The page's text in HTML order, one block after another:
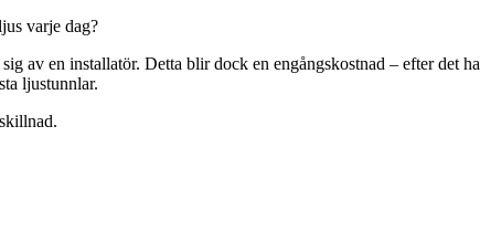
varje dag?
av en installatör. Detta blir dock en engångskostnad – efter det
ljustunnlar.